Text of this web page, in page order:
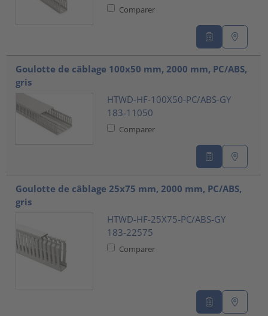
Comparer
Goulotte de câblage 100x50 mm, 2000 mm, PC/ABS,
gris
HTWD-HF-100X50-PC/ABS-GY
183-11050
Comparer
Goulotte de câblage 25x75 mm, 2000 mm, PC/ABS,
gris
HTWD-HF-25X75-PC/ABS-GY
183-22575
Comparer